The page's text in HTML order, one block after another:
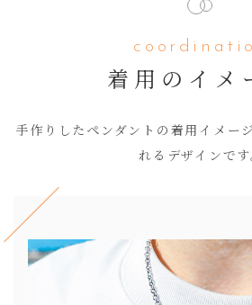
着用のイメ
手作りしたペンダントの着用イメー
れるデザインです